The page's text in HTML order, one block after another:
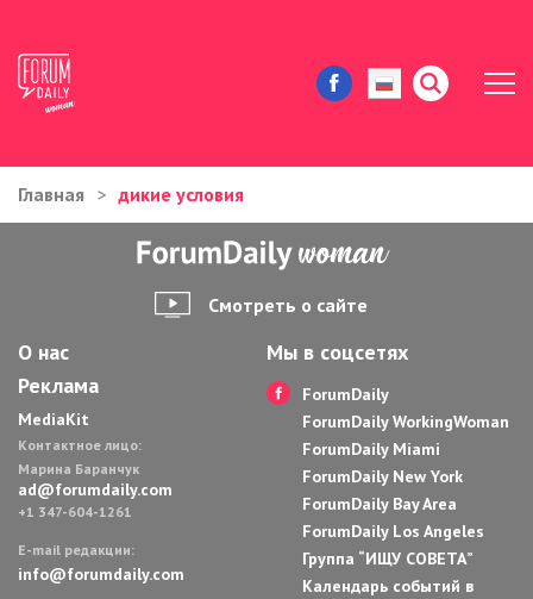
ЖИЗНЬ И ИСТОРИИ
ИММИГРАЦИЯ В США
АВТОРСКИЕ КОЛОНКИ
ЗДОРОВЬЕ И КРАСОТА
ДОМ И ЕДА
Главная дикие условия
Смотреть о сайте
О нас
Реклама
MediaKit
Контактное лицо:
Марина Баранчук
ad@forumdaily.com
+1 347-604-1261
E-mail редакции:
info@forumdaily.com
Мы в соцсетях
ForumDaily
ForumDaily WorkingWoman
ForumDaily Miami
ForumDaily New York
ForumDaily Bay Area
ForumDaily Los Angeles
Группа “ИЩУ СОВЕТА”
Календарь событий в